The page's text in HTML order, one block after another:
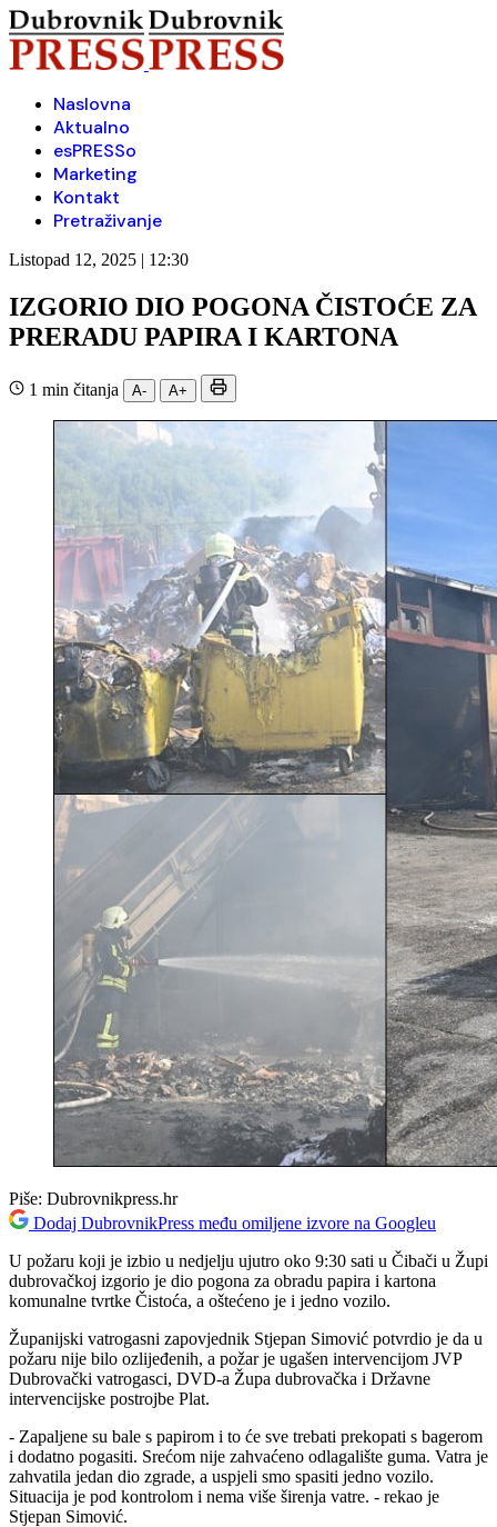
Naslovna
Aktualno
esPRESSo
Marketing
Kontakt
Pretraživanje
Listopad 12, 2025 | 12:30
IZGORIO DIO POGONA ČISTOĆE ZA
PRERADU PAPIRA I KARTONA
1 min čitanja A- A+
Piše: Dubrovnikpress.hr
Dodaj DubrovnikPress među omiljene izvore na Googleu
U požaru koji je izbio u nedjelju ujutro oko 9:30 sati u Čibači u Župi
dubrovačkoj izgorio je dio pogona za obradu papira i kartona
komunalne tvrtke Čistoća, a oštećeno je i jedno vozilo.
Županijski vatrogasni zapovjednik Stjepan Simović potvrdio je da u
požaru nije bilo ozlijeđenih, a požar je ugašen intervencijom JVP
Dubrovački vatrogasci, DVD-a Župa dubrovačka i Državne
intervencijske postrojbe Plat.
- Zapaljene su bale s papirom i to će sve trebati prekopati s bagerom
i dodatno pogasiti. Srećom nije zahvaćeno odlagalište guma. Vatra je
zahvatila jedan dio zgrade, a uspjeli smo spasiti jedno vozilo.
Situacija je pod kontrolom i nema više širenja vatre. - rekao je
Stjepan Simović.